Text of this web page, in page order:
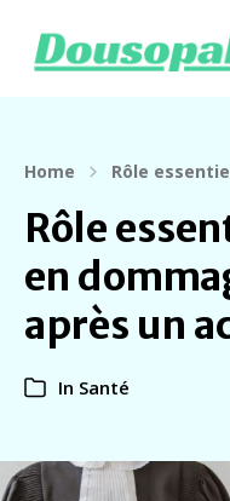
Home Rôle
Rôle
en
après un
In Santé